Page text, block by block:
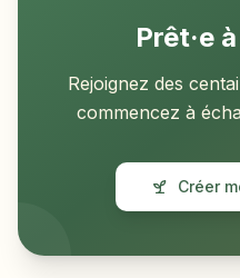
Prêt·e
Rejoignez des
commencez à
Créer